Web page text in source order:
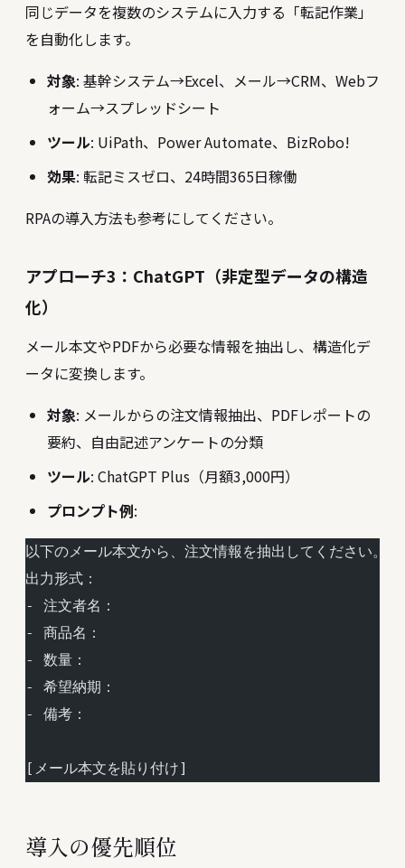
同じデータを複数のシステムに入力する「転記作業」
を自動化します。
対象: 基幹システム→Excel、メール→CRM、Webフ
ォーム→スプレッドシート
ツール: UiPath、Power Automate、BizRobo!
効果: 転記ミスゼロ、24時間365日稼働
RPAの導入方法も参考にしてください。
アプローチ3：ChatGPT（非定型データの構造
化）
メール本文やPDFから必要な情報を抽出し、構造化デ
ータに変換します。
対象: メールからの注文情報抽出、PDFレポートの
要約、自由記述アンケートの分類
ツール: ChatGPT Plus（月額3,000円）
プロンプト例:
以下のメール本文から、注文情報を抽出してください。
出力形式：
- 注文者名：
- 商品名：
- 数量：
- 希望納期：
- 備考：
[メール本文を貼り付け]
導入の優先順位